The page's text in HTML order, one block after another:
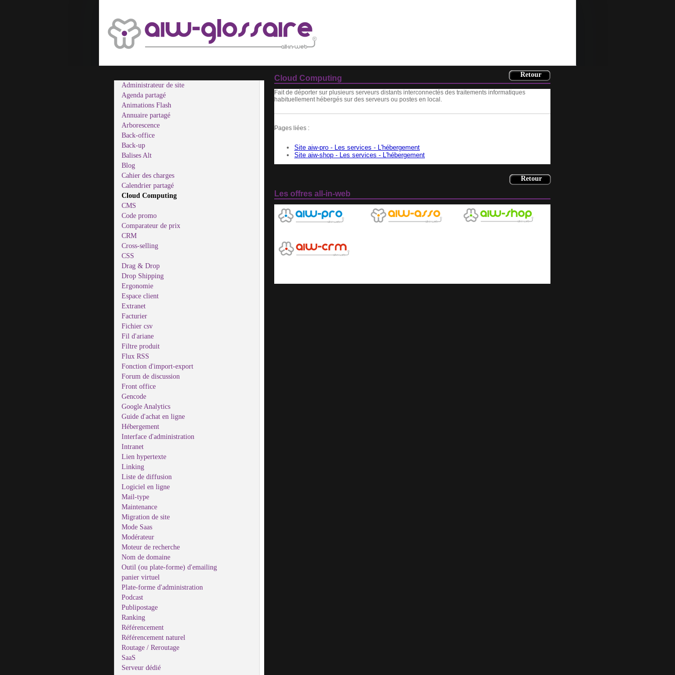
Administrateur de site
Agenda partagé
Animations Flash
Annuaire partagé
Arborescence
Back-office
Back-up
Balises Alt
Blog
Cahier des charges
Calendrier partagé
Cloud Computing
CMS
Code promo
Comparateur de prix
CRM
Cross-selling
CSS
Drag & Drop
Drop Shipping
Ergonomie
Espace client
Extranet
Facturier
Fichier csv
Fil d'ariane
Filtre produit
Flux RSS
Fonction d'import-export
Forum de discussion
Front office
Gencode
Google Analytics
Guide d'achat en ligne
Hébergement
Interface d'administration
Intranet
Lien hypertexte
Linking
Liste de diffusion
Logiciel en ligne
Mail-type
Maintenance
Migration de site
Mode Saas
Modérateur
Moteur de recherche
Nom de domaine
Outil (ou plate-forme) d'emailing
panier virtuel
Plate-forme d'administration
Podcast
Publipostage
Ranking
Référencement
Référencement naturel
Routage / Reroutage
SaaS
Serveur dédié
Cloud Computing
Fait de déporter sur plusieurs serveurs distants interconnectés des traitements informatiques
habituellement hébergés sur des serveurs ou postes en local.
Pages liées :
Site aiw-pro - Les services - L'hébergement
Site aiw-shop - Les services - L'hébergement
Les offres all-in-web